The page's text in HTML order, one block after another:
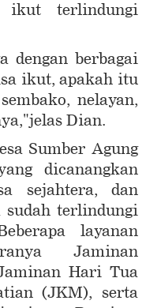
ikut
terlindungi
dengan berbagai
ikut, apakah itu
nelayan,
Dian.
Sumber Agung
dicanangkan
sejahtera, dan
sudah terlindungi
layanan
Jaminan
Hari Tua
(JKM), serta